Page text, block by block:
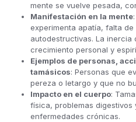
mente se vuelve pesada,
Manifestación en la mente
experimenta apatía, falta
autodestructivas. La inercia
crecimiento personal y
Ejemplos de personas,
tamásicos: Personas que
pereza o letargo y que no
Impacto en el cuerpo:
física, problemas digestivos
enfermedades crónicas.